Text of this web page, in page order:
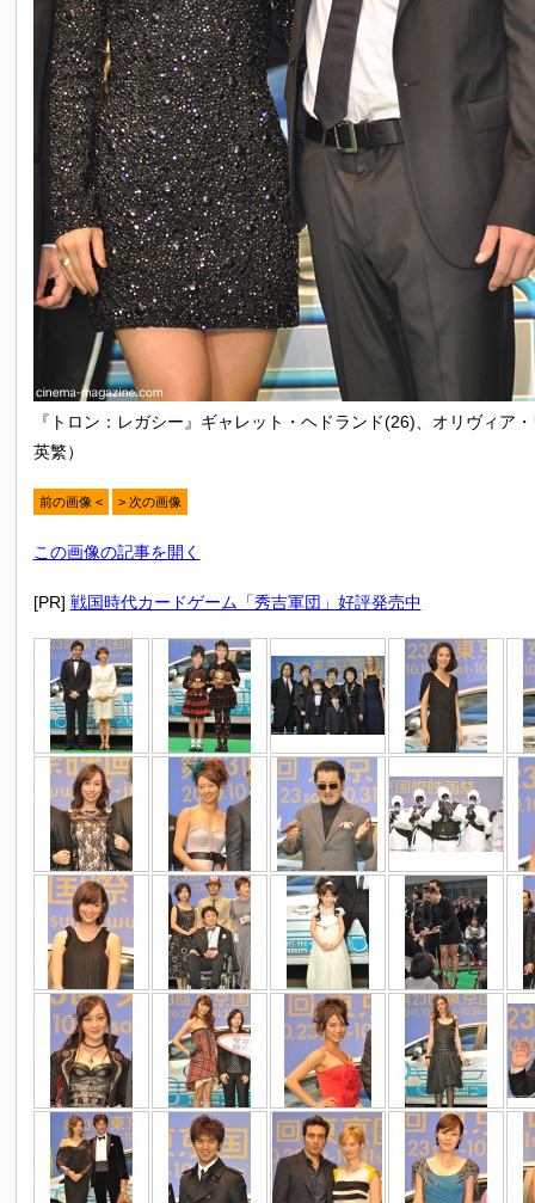
『トロン：レガシー』ギャレット・ヘドランド(26)、オリヴィア
英繁）
前の画像 < > 次の画像
この画像の記事を開く
[PR] 戦国時代カードゲーム「秀吉軍団」好評発売中